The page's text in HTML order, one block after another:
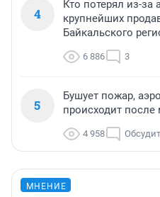
4
Кто потерял из-за
крупнейших
Байкальского
6 886 3
5
Бушует пожар,
происходит
4 958
МНЕНИЕ